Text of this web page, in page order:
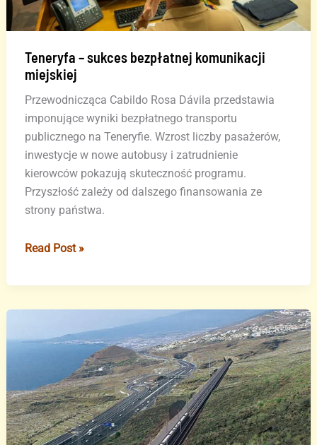
Teneryfa – sukces bezpłatnej komunikacji
miejskiej
Przewodnicząca Cabildo Rosa Dávila przedstawia
imponujące wyniki bezpłatnego transportu
publicznego na Teneryfie. Wzrost liczby pasażerów,
inwestycje w nowe autobusy i zatrudnienie
kierowców pokazują skuteczność programu.
Przyszłość zależy od dalszego finansowania ze
strony państwa.
Teneryfa
sukces
miejskiej
Read Post »